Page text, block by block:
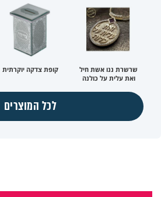
שרשרת ננו אשת חיל
ואת עלית על כולנה
קופת צדקה יוקרתית
לכל המוצרים